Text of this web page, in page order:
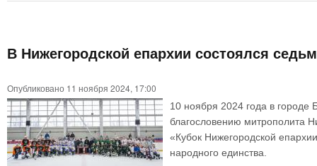
В Нижегородской епархии состоялся
Опубликовано 11 ноября 2024, 17:00
10 ноября 2024 года в городе
благословению митрополита
«Кубок Нижегородской
народного единства.